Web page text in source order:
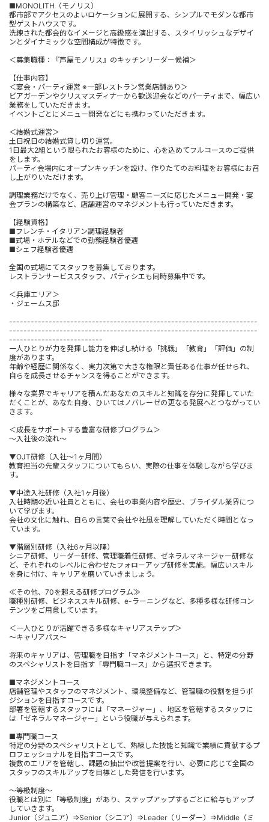
■MONOLITH（モノリス）
都市部でアクセスのよいロケーションに展開する、シンプルでモダンな都市
型ゲストハウスです。
洗練された都会的なイメージと高級感を演出する、スタイリッシュなデザイ
ンとダイナミックな空間構成が特徴です。
＜募集職種：『芦屋モノリス』のキッチンリーダー候補＞
【仕事内容】
＜宴会・パーティ運営 ※一部レストラン営業店舗あり＞
ビアガーデンやクリスマスディナーから歓送迎会などのパーティまで、幅広い
業務をしていただきます。
イベントごとにメニュー開発などにも携わっていただきます。
＜結婚式運営＞
土日祝日の結婚式貸し切り運営。
1日最大2組という限られたお客様のために、心を込めてフルコースのご提供
をします。
パーティ会場内にオープンキッチンを設け、作りたてのお料理をお客様にお召
し上がりいただけます。
調理業務だけでなく、売り上げ管理・顧客ニーズに応じたメニュー開発・宴
会プランの構築など、店舗運営のマネジメントも行っていただきます。
【経験資格】
■フレンチ・イタリアン調理経験者
■式場・ホテルなどでの勤務経験者優遇
■シェフ経験者優遇
全国の式場にてスタッフを募集しております。
レストランサービススタッフ、パティシエも同時募集中です。
＜兵庫エリア＞
・ジェームス邸
---------------------------------------------------------------------
---------------------------------------------------------------------
--------------------------
一人ひとりが力を発揮し能力を伸ばし続ける「挑戦」「教育」「評価」の制
度があります。
年齢や経歴に関係なく、実力次第で大きな権限と責任ある仕事が任せられ、
自らを成長させるチャンスを得ることができます。
様々な業界でキャリアを積んだあなたのスキルと知識を存分に発揮していた
だくことが、あなた自身、ひいてはノバレーゼの更なる発展へとつながってい
きます。
＜成長をサポートする豊富な研修プログラム＞
～入社後の流れ～
▼OJT研修（入社～1ヶ月間）
教育担当の先輩スタッフについてもらい、実際の仕事を体験しながら学びま
す。
▼中途入社研修（入社1ヶ月後）
入社時期の近い社員とともに、会社の事業内容や歴史、ブライダル業界につ
いて学びます。
会社の文化に触れ、自らの言葉で会社や社風を理解していただく時間となっ
ています。
▼階層別研修（入社6ヶ月以降）
シニア研修、リーダー研修、管理職着任研修、ゼネラルマネージャー研修な
ど、それぞれのレベルに合わせたフォローアップ研修を実施。幅広いスキル
を身に付け、キャリアを磨いていきましょう。
≪その他、70を超える研修プログラム≫
職種別研修、ビジネススキル研修、e-ラーニングなど、多種多様な研修コン
テンツをご用意しています。
＜一人ひとりが活躍できる多様なキャリアステップ＞
～キャリアパス～
将来のキャリアは、管理職を目指す「マネジメントコース」と、特定の分野
のスペシャリストを目指す「専門職コース」から選択できます。
■マネジメントコース
店舗管理やスタッフのマネジメント、環境整備など、管理職の役割を担うポ
ジションを目指すコースです。
部署を管轄するスタッフには「マネージャー」、地区を管轄するスタッフに
は「ゼネラルマネージャー」という役職が与えられます。
■専門職コース
特定の分野のスペシャリストとして、熟練した技能と知識で業績に貢献するプ
ロフェッショナルを目指すコースです。
複数のエリアを管轄し、課題の抽出や改善提案を行い、必要に応じて全国の
スタッフのスキルアップを目標とした発信を行います。
～等級制度～
役職とは別に「等級制度」があり、ステップアップするごとに給与もアップ
していきます。
Junior（ジュニア）⇒Senior（シニア）⇒Leader（リーダー）⇒Middle（ミ